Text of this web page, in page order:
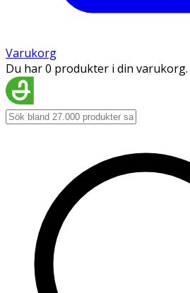
Varukorg
Du har 0 produkter i din varukorg.